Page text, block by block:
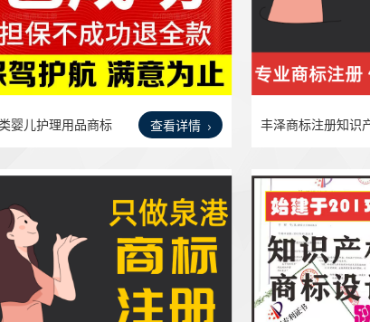
查看详情
婴儿护理用品商标
丰泽商标注册知识